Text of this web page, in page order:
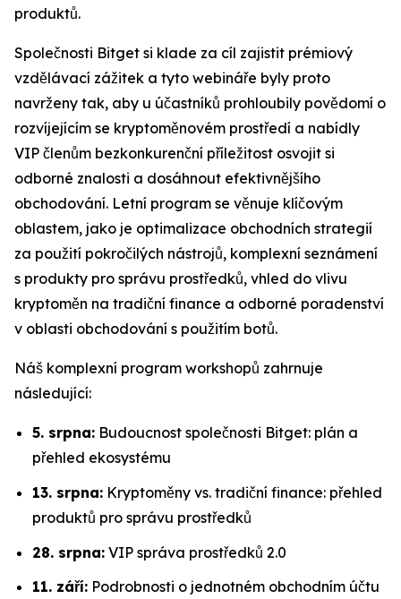
produktů.
Společnosti Bitget si klade za cíl zajistit prémiový
vzdělávací zážitek a tyto webináře byly proto
navrženy tak, aby u účastníků prohloubily povědomí o
rozvíjejícím se kryptoměnovém prostředí a nabídly
VIP členům bezkonkurenční příležitost osvojit si
odborné znalosti a dosáhnout efektivnějšího
obchodování. Letní program se věnuje klíčovým
oblastem, jako je optimalizace obchodních strategií
za použití pokročilých nástrojů, komplexní seznámení
s produkty pro správu prostředků, vhled do vlivu
kryptoměn na tradiční finance a odborné poradenství
v oblasti obchodování s použitím botů.
Náš komplexní program workshopů zahrnuje
následující:
5. srpna: Budoucnost společnosti Bitget: plán a
přehled ekosystému
13. srpna: Kryptoměny vs. tradiční finance: přehled
produktů pro správu prostředků
28. srpna: VIP správa prostředků 2.0
11. září: Podrobnosti o jednotném obchodním účtu